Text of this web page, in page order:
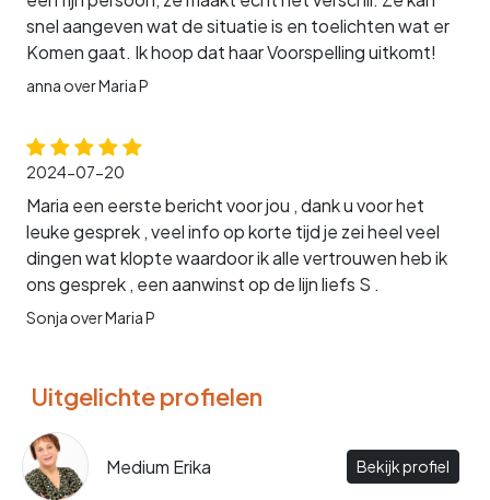
snel aangeven wat de situatie is en toelichten wat er
Komen gaat. Ik hoop dat haar Voorspelling uitkomt!
anna over Maria P
2024-07-20
Maria een eerste bericht voor jou , dank u voor het
leuke gesprek , veel info op korte tijd je zei heel veel
dingen wat klopte waardoor ik alle vertrouwen heb ik
ons gesprek , een aanwinst op de lijn liefs S .
Sonja over Maria P
Uitgelichte profielen
Medium Erika Bekijk profiel